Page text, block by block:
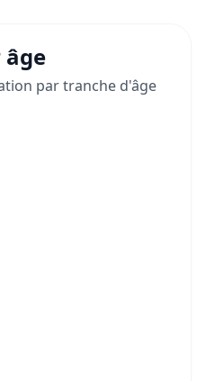
par tranche d'âge